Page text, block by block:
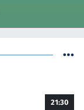
21:30